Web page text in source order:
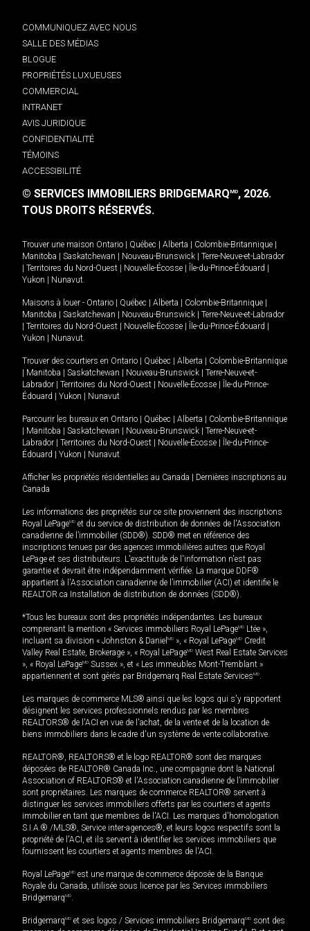
COMMUNIQUEZ AVEC NOUS
SALLE DES MÉDIAS
BLOGUE
PROPRIÉTÉS LUXUEUSES
COMMERCIAL
INTRANET
AVIS JURIDIQUE
CONFIDENTIALITÉ
TÉMOINS
ACCESSIBILITÉ
© SERVICES IMMOBILIERS BRIDGEMARQMD, 2026.
TOUS DROITS RÉSERVÉS.
Trouver une maison Ontario Québec Alberta Colombie-Britannique
Manitoba
Saskatchewan Nouveau-Brunswick
Terre-Neuve-et-Labrador
Territoires du Nord-Ouest Nouvelle-Écosse Île-du-Prince-Édouard
Yukon
Nunavut.
Maisons à louer - Ontario Québec Alberta Colombie-Britannique
Manitoba
Saskatchewan Nouveau-Brunswick
Terre-Neuve-et-Labrador
Territoires du Nord-Ouest Nouvelle-Écosse Île-du-Prince-Édouard
Yukon
Nunavut.
Trouver des courtiers en Ontario Québec Alberta
Colombie-Britannique
Manitoba Saskatchewan Nouveau-Brunswick
Terre-Neuve-et-
Labrador
Territoires du Nord-Ouest Nouvelle-Écosse
Île-du-Prince-
Édouard
Yukon Nunavut
Parcourir les bureaux en Ontario Québec Alberta
Colombie-Britannique
Manitoba Saskatchewan Nouveau-Brunswick
Terre-Neuve-et-
Labrador
Territoires du Nord-Ouest Nouvelle-Écosse
Île-du-Prince-
Édouard
Yukon Nunavut
Afficher les propriétés résidentielles au Canada
Dernières inscriptions au
Canada
Les informations des propriétés sur ce site proviennent des inscriptions
Royal LePageMD et du service de distribution de données de l'Association
canadienne de l’immobilier (SDD®). SDD® met en référence des
inscriptions tenues par des agences immobilières autres que Royal
LePage et ses distributeurs. L'exactitude de l'information n'est pas
garantie et devrait être indépendamment vérifiée. La marque DDF®
appartient à l'Association canadienne de l’immobilier (ACI) et identifie le
REALTOR.ca Installation de distribution de données (SDD®).
*Tous les bureaux sont des propriétés indépendantes. Les bureaux
comprenant la mention « Services immobiliers Royal LePageMD Ltée »,
incluant sa division « Johnston & Daniel MD », « Royal LePageMD Credit
Valley Real Estate, Brokerage », « Royal LePageMD West Real Estate Services
», « Royal LePageMD Sussex », et « Les immeubles Mont-Tremblant »
appartiennent et sont gérés par Bridgemarq Real Estate ServicesMD.
Les marques de commerce MLS® ainsi que les logos qui s'y rapportent
désignent les services professionnels rendus par les membres
REALTORS® de l'ACI en vue de l'achat, de la vente et de la location de
biens immobiliers dans le cadre d'un système de vente collaborative.
REALTOR®, REALTORS® et le logo REALTOR® sont des marques
déposées de REALTOR® Canada Inc., une compagnie dont la National
Association of REALTORS® et l'Association canadienne de l’immobilier
sont propriétaires. Les marques de commerce REALTOR® servent à
distinguer les services immobiliers offerts par les courtiers et agents
immobilier en tant que membres de l'ACI. Les marques d'homologation
S.I.A.® /MLS®, Service inter-agences®, et leurs logos respectifs sont la
propriété de l'ACI, et ils servent à identifier les services immobiliers que
fournissent les courtiers et agents membres de l'ACI.
Royal LePageMD est une marque de commerce déposée de la Banque
Royale du Canada, utilisée sous licence par les Services immobiliers
BridgemarqMD.
BridgemarqMD et ses logos / Services immobiliers BridgemarqMD sont des